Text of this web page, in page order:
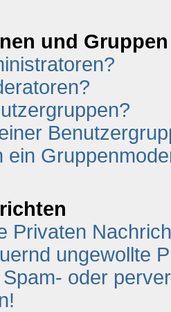
und Gruppen
ein
Privaten
ungewollte
oder